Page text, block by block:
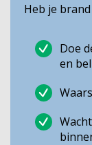
Heb je
Doe
en